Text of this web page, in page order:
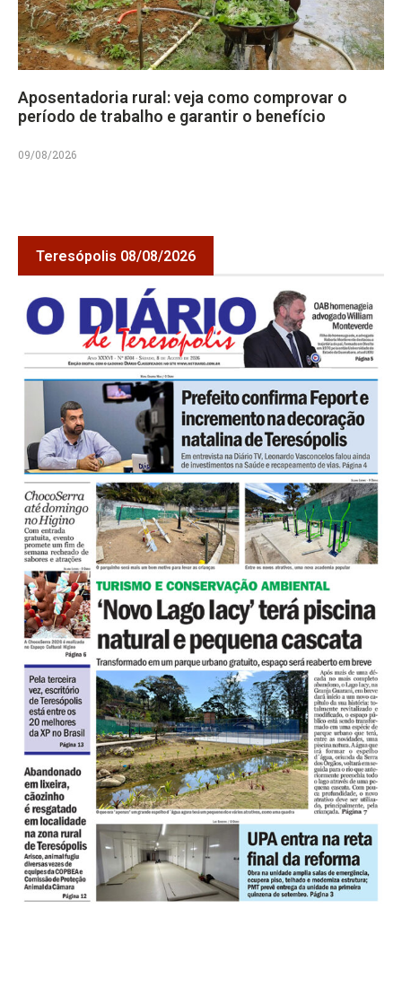
Aposentadoria rural: veja como comprovar o
período de trabalho e garantir o benefício
09/08/2026
Teresópolis 08/08/2026